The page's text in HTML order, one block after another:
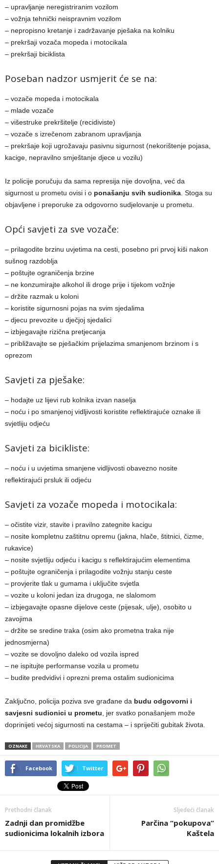
– upravljanje neregistriranim vozilom
– vožnja tehnički neispravnim vozilom
– nepropisno kretanje i zadržavanje pješaka na kolniku
– prekršaji vozača mopeda i motocikala
– prekršaji biciklista
Poseban nadzor usmjerit će se na:
– vozače mopeda i motocikala
– mlade vozače
– višestruke prekršitelje (recidiviste)
– vozače s izrečenom zabranom upravljanja
– prekršaje koji ugrožavaju pasivnu sigurnost (nekorištenje pojasa,
kacige, nepravilno smještanje djece u vozilu)
Iz policije poručuju da sama represija nije dovoljna, već da
sigurnost u prometu ovisi i o ponašanju svih sudionika. Stoga su
objavljene i preporuke za odgovorno sudjelovanje u prometu.
Opći savjeti za sve vozače:
– prilagodite brzinu uvjetima na cesti, posebno pri prvoj kiši nakon
sušnog razdoblja
– poštujte ograničenja brzine
– ne konzumirajte alkohol ili droge prije i tijekom vožnje
– držite razmak u koloni
– koristite sigurnosni pojas na svim sjedalima
– djecu prevozite u dječjoj sjedalici
– izbjegavajte rizična pretjecanja
– približavajte se pješačkim prijelazima smanjenom brzinom i s
oprezom
Savjeti za pješake:
– hodajte uz lijevi rub kolnika izvan naselja
– noću i po smanjenoj vidljivosti koristite reflektirajuće oznake ili
svjetliju odjeću
Savjeti za bicikliste:
– noću i u uvjetima smanjene vidljivosti obavezno nosite
reflektirajući prsluk ili odjeću
Savjeti za vozače mopeda i motocikala:
– očistite vizir, stavite i pravilno zategnite kacigu
– nosite kompletnu zaštitnu opremu (jakna, hlače, štitnici, čizme,
rukavice)
– nosite svjetliju odjeću i kacigu s reflektirajućim elementima
– poštujte ograničenja i prilagodite vožnju stanju ceste
– provjerite tlak u gumama i uključite svjetla
– vozite u koloni jedan iza drugoga, ne slalomom
– izbjegavajte opasne dijelove ceste (pijesak, ulje), osobito u
zavojima
– držite se sredine traka (osim ako prometna traka nije
jednosmjerna)
– vozite se dovoljno daleko od vozila ispred
– ne ispitujte performanse vozila u prometu
– budite predvidivi i oprezni prema ostalim sudionicima
Zaključno, policija poziva sve građane da budu odgovorni i
savjesni sudionici u prometu, jer svatko ponašanjem može
doprinijeti većoj sigurnosti na cestama – i spriječiti gubitak života.
OZNAKE HRVATSKA POLICIJA PROMET
Facebook Twitter
Prethodni članak
Zadnji dan promidžbe
sudionicima lokalnih izbora
Sljedeći članak
Parčina “pokupova”
Kaštela